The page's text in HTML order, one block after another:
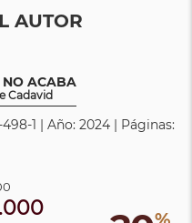
AUTOR
NO ACABA
Cadavid
1 | Año: 2024 | Páginas: